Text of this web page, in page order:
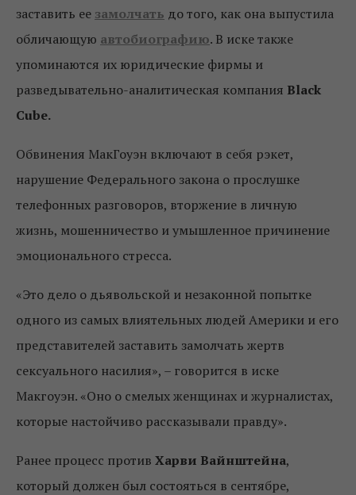
заставить ее замолчать до того, как она выпустила
обличающую автобиографию. В иске также
упоминаются их юридические фирмы и
разведывательно-аналитическая компания Black
Cube.
Обвинения МакГоуэн включают в себя рэкет,
нарушение Федерального закона о прослушке
телефонных разговоров, вторжение в личную
жизнь, мошенничество и умышленное причинение
эмоционального стресса.
«Это дело о дьявольской и незаконной попытке
одного из самых влиятельных людей Америки и его
представителей заставить замолчать жертв
сексуального насилия», – говорится в иске
Макгоуэн. «Оно о смелых женщинах и журналистах,
которые настойчиво рассказывали правду».
Ранее процесс против Харви Вайнштейна,
который должен был состояться в сентябре,